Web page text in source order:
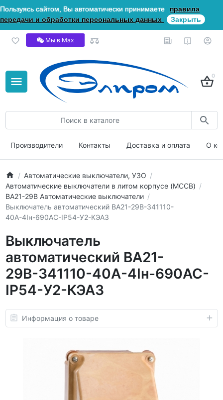
Пользуясь сайтом, Вы автоматически принимаете
правила
передачи и обработки персональных данных
Закрыть
Мы в Мах
0
Производители Контакты Доставка и оплата О
Автоматические выключатели, УЗО
Автоматические выключатели в литом корпусе (MCCB)
ВА21-29В Автоматические выключатели
Выключатель автоматический ВА21-29В-341110-
40А-4Iн-690AC-IP54-У2-КЭАЗ
Выключатель
автоматический ВА21-
29В-341110-40А-4Iн-690AC-
IP54-У2-КЭАЗ
Информация о товаре